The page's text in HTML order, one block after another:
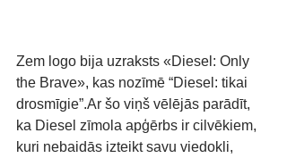
Zem logo bija uzraksts «Diesel: Only
the Brave», kas nozīmē “Diesel: tikai
drosmīgie”.Ar šo viņš vēlējās parādīt,
ka Diesel zīmola apģērbs ir cilvēkiem,
kuri nebaidās izteikt savu viedokli,